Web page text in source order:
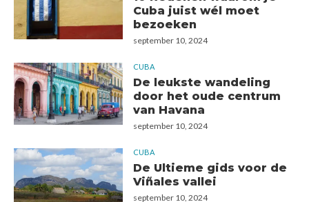
Cuba juist wél moet
bezoeken
september 10, 2024
CUBA
De leukste wandeling
door het oude centrum
van Havana
september 10, 2024
CUBA
De Ultieme gids voor de
Viñales vallei
september 10, 2024